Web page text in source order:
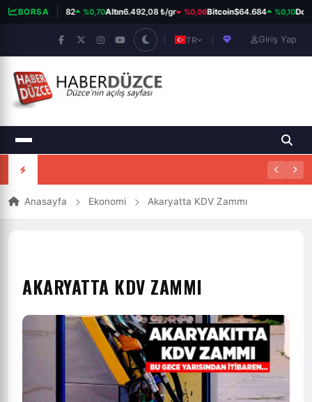
BORSA
10013.798,82 %0,70Altın6.492,08 ₺/gr %0,06Bitcoin$64.684 %0,10Dolar
TR Giriş Yap
Anasayfa Ekonomi Akaryatta KDV Zammı
AKARYATTA KDV ZAMMI